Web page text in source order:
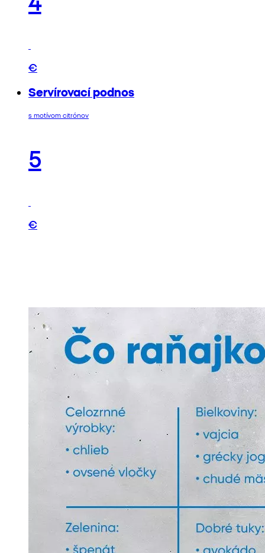
€
Servírovací podnos
s motívom citrónov
5
€